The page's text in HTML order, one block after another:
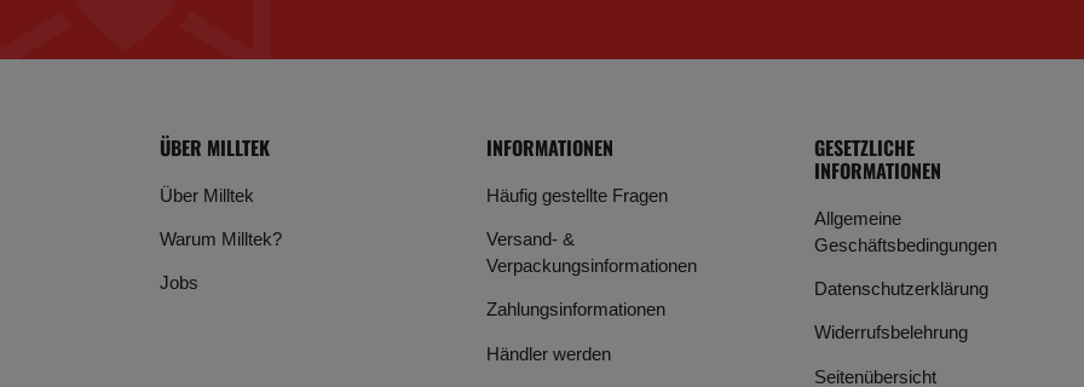
ÜBER MILLTEK
Über Milltek
Warum Milltek?
Jobs
INFORMATIONEN
Häufig gestellte Fragen
Versand- &
Verpackungsinformationen
Zahlungsinformationen
Händler werden
GESETZLICHE
INFORMATIONEN
Allgemeine
Geschäftsbedingungen
Datenschutzerklärung
Widerrufsbelehrung
Seitenübersicht